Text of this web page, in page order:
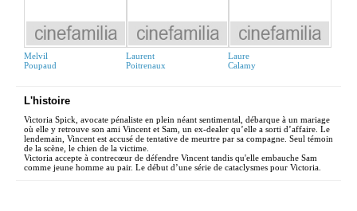
Melvil
Poupaud
Laurent
Poitrenaux
Laure
Calamy
L'histoire
Victoria Spick, avocate pénaliste en plein néant sentimental, débarque à un mariage
où elle y retrouve son ami Vincent et Sam, un ex-dealer qu’elle a sorti d’affaire. Le
lendemain, Vincent est accusé de tentative de meurtre par sa compagne. Seul témoin
de la scène, le chien de la victime.
Victoria accepte à contrecœur de défendre Vincent tandis qu'elle embauche Sam
comme jeune homme au pair. Le début d’une série de cataclysmes pour Victoria.